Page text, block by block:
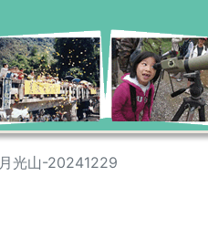
月光山-20241229